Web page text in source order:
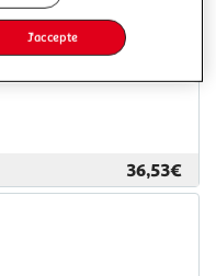
36,52€
36,53€
J'accepte